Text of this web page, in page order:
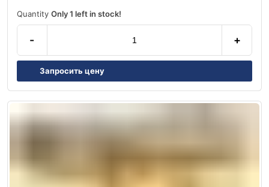
Quantity Only 1 left in stock!
- +
Запросить цену